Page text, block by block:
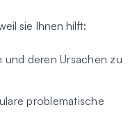
sie Ihnen hilft:
deren Ursachen zu
problematische